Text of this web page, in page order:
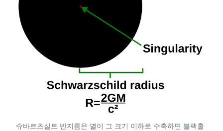
슈바르츠실트 반지름은 별이 그 크기 이하로 수축하면 블랙홀